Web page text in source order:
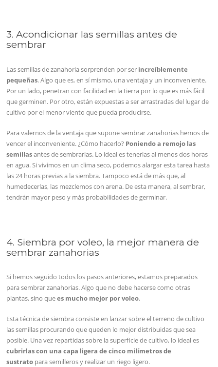
3. Acondicionar las semillas antes de
sembrar
Las semillas de zanahoria sorprenden por ser increíblemente
pequeñas. Algo que es, en sí mismo, una ventaja y un inconveniente.
Por un lado, penetran con facilidad en la tierra por lo que es más fácil
que germinen. Por otro, están expuestas a ser arrastradas del lugar de
cultivo por el menor viento que pueda producirse.
Para valernos de la ventaja que supone sembrar zanahorias hemos de
vencer el inconveniente. ¿Cómo hacerlo? Poniendo a remojo las
semillasantes de sembrarlas. Lo ideal es tenerlas al menos dos horas
en agua. Si vivimos en un clima seco, podemos alargar esta tarea hasta
las 24 horas previas a la siembra. Tampoco está de más que, al
humedecerlas, las mezclemos con arena. De esta manera, al sembrar,
tendrán mayor peso y más probabilidades de germinar.
4. Siembra por voleo, la mejor manera de
sembrar zanahorias
Si hemos seguido todos los pasos anteriores, estamos preparados
para sembrar zanahorias. Algo que no debe hacerse como otras
plantas, sino quees mucho mejor por voleo.
Esta técnica de siembra consiste en lanzar sobre el terreno de cultivo
las semillas procurando que queden lo mejor distribuidas que sea
posible. Una vez repartidas sobre la superficie de cultivo, lo ideal es
cubrirlas con una capa ligera de cinco milímetros de
sustrato para semilleros y realizar un riego ligero.